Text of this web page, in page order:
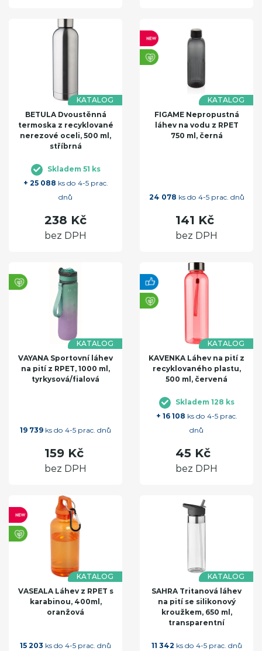
KATALOG
BETULA Dvoustěnná
termoska z recyklované
nerezové oceli, 500 ml,
stříbrná
Skladem 51 ks
+ 25 088 ks do 4-5 prac.
dnů
238 Kč
bez DPH
KATALOG
FIGAME Nepropustná
láhev na vodu z RPET
750 ml, černá
24 078 ks do 4-5 prac. dnů
141 Kč
bez DPH
KATALOG
VAYANA Sportovní láhev
na pití z RPET, 1000 ml,
tyrkysová/fialová
19 739 ks do 4-5 prac. dnů
159 Kč
bez DPH
KATALOG
KAVENKA Láhev na pití z
recyklovaného plastu,
500 ml, červená
Skladem 128 ks
+ 16 108 ks do 4-5 prac.
dnů
45 Kč
bez DPH
KATALOG
VASEALA Láhev z RPET s
karabinou, 400ml,
oranžová
15 203 ks do 4-5 prac. dnů
KATALOG
SAHRA Tritanová láhev
na pití se silikonový
kroužkem, 650 ml,
transparentní
11 342 ks do 4-5 prac. dnů